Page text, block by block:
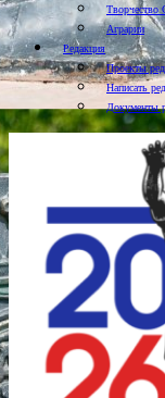
Творчество
Аграрии
Редакция
Проекты
Написать
Документы